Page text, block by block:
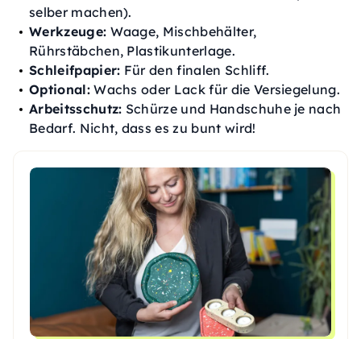
selber machen).
Werkzeuge: Waage, Mischbehälter,
Rührstäbchen, Plastikunterlage.
Schleifpapier: Für den finalen Schliff.
Optional:Wachs oder Lack für die Versiegelung.
Arbeitsschutz: Schürze und Handschuhe je nach
Bedarf. Nicht, dass es zu bunt wird!